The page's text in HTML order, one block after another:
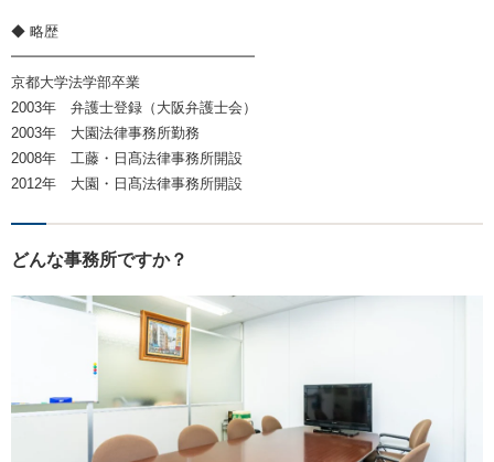
◆ 略歴
━━━━━━━━━━━━━━━━━
京都大学法学部卒業
2003年 弁護士登録（大阪弁護士会）
2003年 大園法律事務所勤務
2008年 工藤・日髙法律事務所開設
2012年 大園・日髙法律事務所開設
どんな事務所ですか？